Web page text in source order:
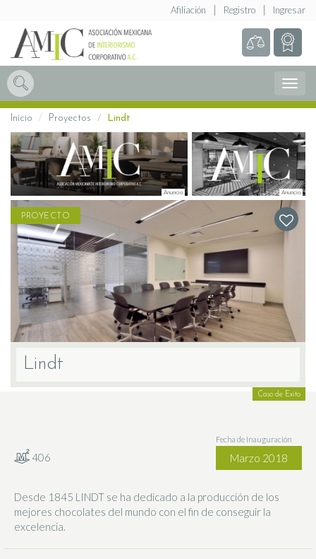
Ingresar
Registro
Afiliación
Menú
Inicio Proyectos Lindt
PROYECTO
Lindt
Caso de Exito
406
Fecha de Inauguración
Marzo 2018
Desde 1845 LINDT se ha dedicado a la producción de los
mejores chocolates del mundo con el fin de conseguir la
excelencia.